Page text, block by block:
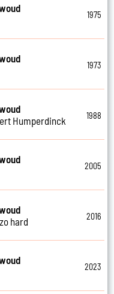
1975
1973
Humperdinck
1988
2005
hard
2016
2023